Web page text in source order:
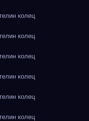
колец
колец
колец
колец
колец
колец